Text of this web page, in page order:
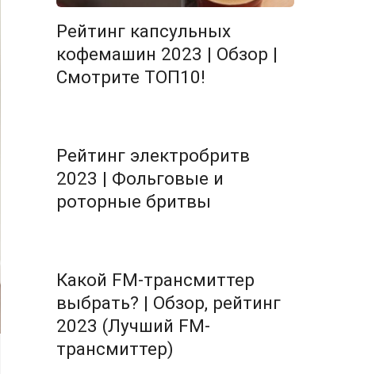
Рейтинг капсульных
кофемашин 2023 | Обзор |
Смотрите ТОП10!
Рейтинг электробритв
2023 | Фольговые и
роторные бритвы
Какой FM-трансмиттер
выбрать? | Обзор, рейтинг
2023 (Лучший FM-
трансмиттер)